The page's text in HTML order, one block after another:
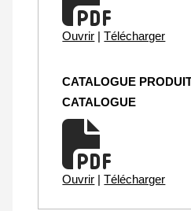
Ouvrir | Télécharger
CATALOGUE
CATALOGUE
Ouvrir | Télécharger